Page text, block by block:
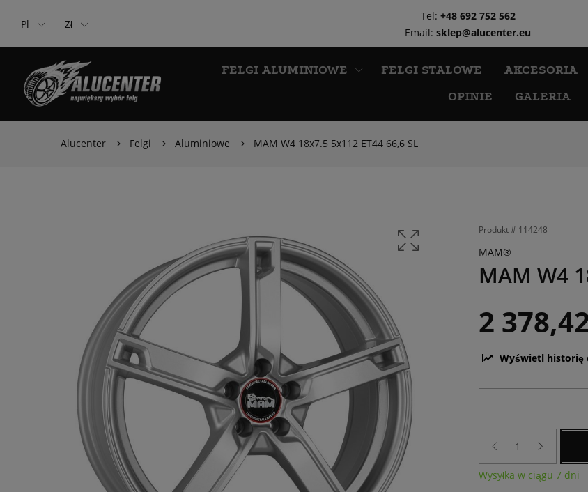
Pl Zł
Tel: +48 692 752 562
Email:sklep@alucenter.eu
FELGI ALUMINIOWE FELGI STALOWE AKCESORIA
OPINIE
GALERIA
Alucenter Felgi Aluminiowe MAM W4 18x7.5 5x112 ET44 66,6 SL
Produkt # 114248
MAM®
MAM W4
2
Wyświetl historię
Wysyłka w ciągu 7 dni